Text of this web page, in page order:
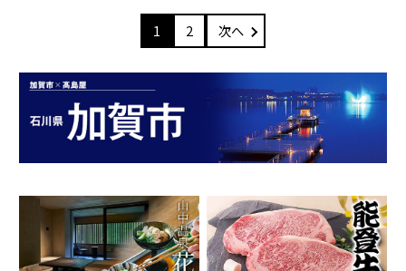
旅行
ファッション
工芸品・
装飾品
塩竈市（宮城県）
世田谷区（東京都）
横浜市（神奈川県）
小田原市（神奈川県）
三浦市（神奈川県）
中部エリア
輪島市（石川県）加賀市（石川県）
鯖江市（福井県）若狭町（福井県）
都留市（山梨県）岐阜県（岐阜県）
1 2 次へ